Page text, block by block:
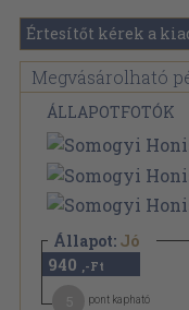
Értesítőt kérek a
Megvásárolható
ÁLLAPOTFOTÓK
Állapot: Jó
940 ,-Ft
pont kapható